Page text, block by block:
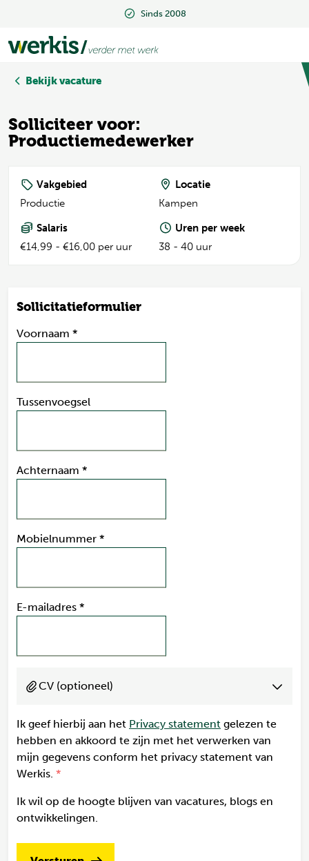
Sinds 2008
Sinds 2008
Bekijk vacature
Solliciteer voor:
Productiemedewerker
Vakgebied
Productie
Locatie
Kampen
Salaris
€14,99 - €16,00 per uur
Uren per week
38 - 40 uur
Sollicitatieformulier
Voornaam *
Tussenvoegsel
Achternaam *
Mobielnummer *
E-mailadres *
CV (optioneel)
Ik geef hierbij aan het Privacy statement gelezen te
hebben en akkoord te zijn met het verwerken van
mijn gegevens conform het privacy statement van
Werkis.
Ik wil op de hoogte blijven van vacatures, blogs en
ontwikkelingen.